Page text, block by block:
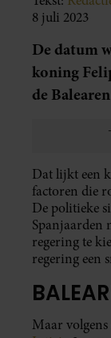
8 juli 2023
De datum
koning
de
Dat lijkt een
factoren die
De politieke
Spanjaarden
regering te
regering een
Maar